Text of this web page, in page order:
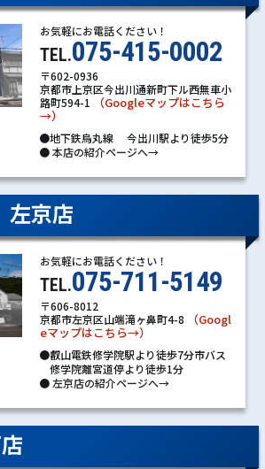
お気軽にお電話ください！
TEL.075-415-0002
〒602-0936
京都市上京区今出川通新町下ル西無車小
路町594-1
（Googleマップはこちら
→）
●地下鉄烏丸線 今出川駅より徒歩5分
●本店の紹介ページへ→
左京店
お気軽にお電話ください！
TEL.075-711-5149
〒606-8012
京都市左京区山端滝ヶ鼻町4-8
（Googl
eマップはこちら→）
●叡山電鉄修学院駅より徒歩7分市バス
修学院離宮道停より徒歩1分
●左京店の紹介ページへ→